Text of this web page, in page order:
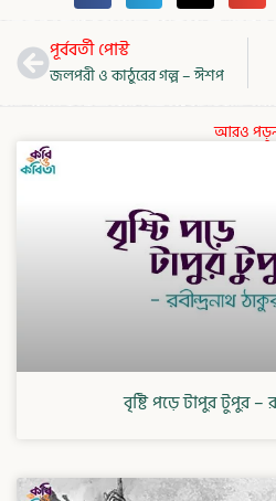
Prevপূর্ববর্তী পোস্ট
জলপরী ও কাঠুরের গল্প – ঈশপ
আরও
বৃষ্টি পড়ে টাপুর টুপুর –